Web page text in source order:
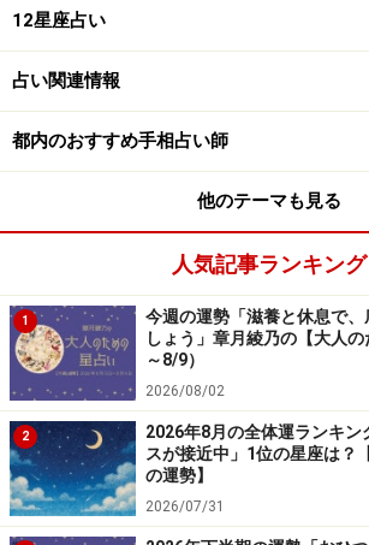
12星座占い
占い関連情報
都内のおすすめ手相占い師
他のテーマも見る
人気記事ランキング
1
今週の運勢「滋養と休息で
しょう」章月綾乃の【大人
～8/9）
2026/08/02
2
2026年8月の全体運ランキン
スが接近中」1位の星座は？
の運勢】
2026/07/31